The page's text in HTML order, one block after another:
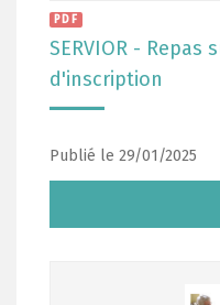
PDF
SERVIOR - Repas
d'inscription
Publié le 29/01/2025